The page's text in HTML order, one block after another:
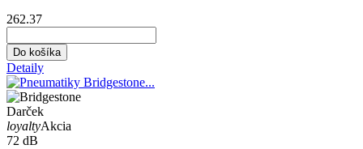
262.37
Do košíka
Detaily
Darček
loyaltyAkcia
72 dB